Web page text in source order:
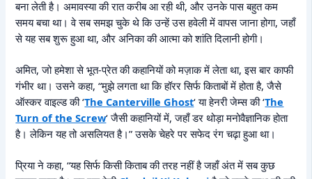
बना लेती है। अमावस्या की रात करीब आ रही थी, और उनके पास बहुत कम
समय बचा था। वे सब समझ चुके थे कि उन्हें उस हवेली में वापस जाना होगा, जहाँ
से यह सब शुरू हुआ था, और अनिका की आत्मा को शांति दिलानी होगी।
अमित, जो हमेशा से भूत-प्रेत की कहानियों को मज़ाक में लेता था, इस बार काफी
गंभीर था। उसने कहा, “मुझे लगता था कि हॉरर सिर्फ किताबों में होता है, जैसे
ऑस्कर वाइल्ड की ‘The Canterville Ghost‘ या हेनरी जेम्स की ‘The
Turn of the Screw‘ जैसी कहानियों में, जहाँ डर थोड़ा मनोवैज्ञानिक होता
है। लेकिन यह तो असलियत है।” उसके चेहरे पर सफेद रंग चढ़ा हुआ था।
प्रिया ने कहा, “यह सिर्फ किसी किताब की तरह नहीं है जहाँ अंत में सब कुछ